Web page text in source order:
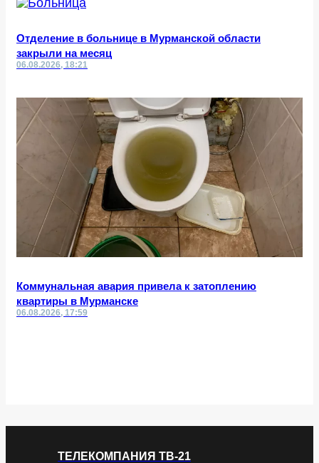
Отделение в больнице в Мурманской области
закрыли на месяц
06.08.2026, 18:21
Коммунальная авария привела к затоплению
квартиры в Мурманске
06.08.2026, 17:59
ТЕЛЕКОМПАНИЯ ТВ-21